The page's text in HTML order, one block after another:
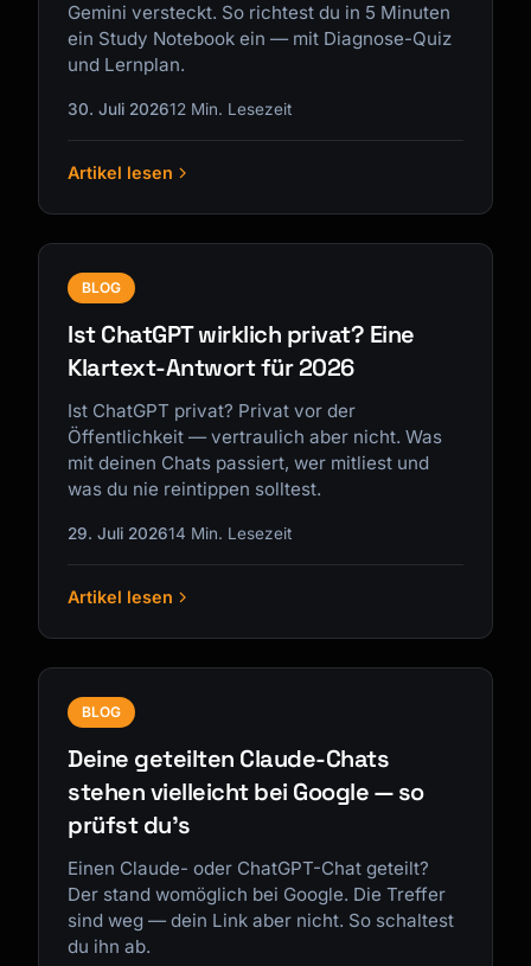
Gemini versteckt. So richtest du in 5 Minuten
ein Study Notebook ein — mit Diagnose-Quiz
und Lernplan.
30. Juli 202612 Min. Lesezeit
Artikel lesen
BLOG
Ist ChatGPT wirklich privat? Eine
Klartext-Antwort für 2026
Ist ChatGPT privat? Privat vor der
Öffentlichkeit — vertraulich aber nicht. Was
mit deinen Chats passiert, wer mitliest und
was du nie reintippen solltest.
29. Juli 202614 Min. Lesezeit
Artikel lesen
BLOG
Deine geteilten Claude-Chats
stehen vielleicht bei Google — so
prüfst du's
Einen Claude- oder ChatGPT-Chat geteilt?
Der stand womöglich bei Google. Die Treffer
sind weg — dein Link aber nicht. So schaltest
du ihn ab.